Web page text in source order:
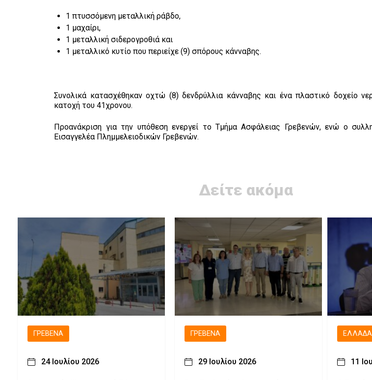
1 πτυσσόμενη μεταλλική ράβδο,
1 μαχαίρι,
1 μεταλλική σιδερογροθιά και
1 μεταλλικό κυτίο που περιείχε (9) σπόρους κάνναβης.
Συνολικά κατασχέθηκαν οχτώ (8) δενδρύλλια κάνναβης και ένα πλαστικό δοχείο
κατοχή του 41χρονου.
Προανάκριση για την υπόθεση ενεργεί το Τμήμα Ασφάλειας Γρεβενών, ενώ ο
Εισαγγελέα Πλημμελειοδικών Γρεβενών.
Δείτε ακόμα
ΓΡΕΒΕΝΆ
24 Ιουλίου 2026
ΓΡΕΒΕΝΆ
29 Ιουλίου 2026
ΕΛΛΆΔΑ
11